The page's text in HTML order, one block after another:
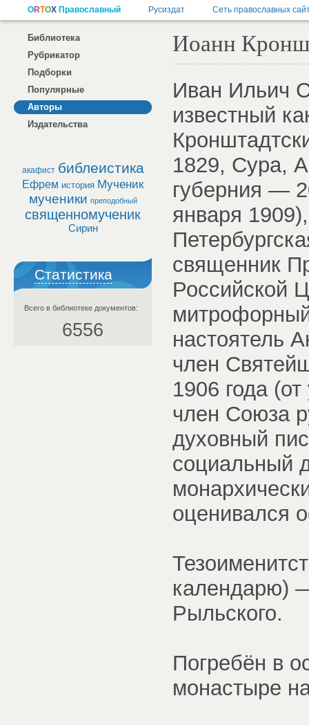
Библиотека
Рубрикатор
Подборки
Популярные
Авторы
Издательства
акафист библеистика
Ефрем история Мученик
мученики преподобный
священномученик
Сирин
Статистика
Всего в библиотеке документов:
6556
Иоанн
Иван Ильич
известный
1829, Сура,
губерния —
января
священник
Российской
настоятель
член
1906 года
член Союза
духовный
социальный
оценивался
календарю)
Рыльского.
Погребён в
монастыре